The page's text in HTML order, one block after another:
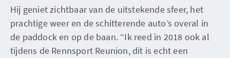
Hij geniet zichtbaar van de uitstekende sfeer, het
prachtige weer en de schitterende auto’s overal in
de paddock en op de baan. “Ik reed in 2018 ook al
tijdens de Rennsport Reunion, dit is echt een